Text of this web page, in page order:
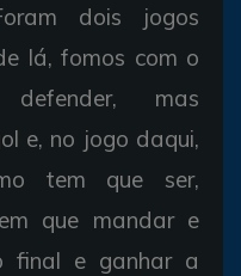
dois jogos
lá, fomos com o
mas
e, no jogo daqui,
tem que ser,
que mandar e
final e ganhar a